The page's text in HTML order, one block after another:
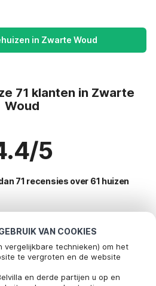
VAN COOKIES
vergelijkbare technieken) om het
te vergroten en de website
en derde partijen u op en
in Zwarte Woud
71 klanten in Zwarte
Woud
5
71 recensies over 61 huizen
voor
vakantie in Zwarte woud